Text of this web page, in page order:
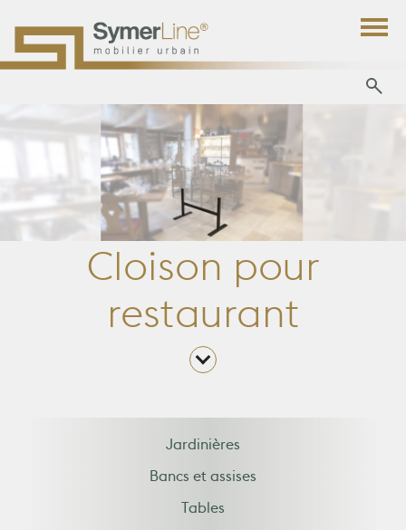
Cloison pour
restaurant
Jardinières
Bancs et assises
Tables